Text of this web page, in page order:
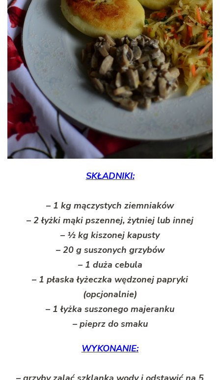
SKŁADNIKI:
– 1 kg mączystych ziemniaków
– 2 łyżki mąki pszennej, żytniej lub innej
– ½ kg kiszonej kapusty
– 20 g suszonych grzybów
– 1 duża cebula
– 1 płaska łyżeczka wędzonej papryki
(opcjonalnie)
– 1 łyżka suszonego majeranku
– pieprz do smaku
WYKONANIE: